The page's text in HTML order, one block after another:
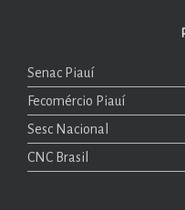
Senac Piauí
Fecomércio Piauí
Sesc Nacional
CNC Brasil